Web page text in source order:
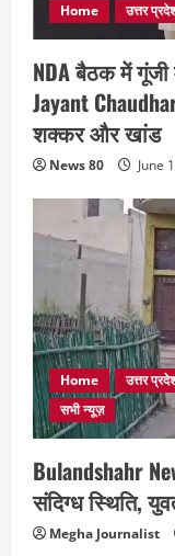
Home उत्तर
NDA बैठक में
Jayant
शक्कर और खांड
News 80 June
Home उत्तर
सभी न्यूज़
Bulandshahr
संदिग्ध स्थिति,
Megha Journalist